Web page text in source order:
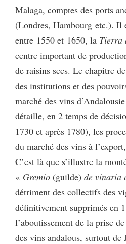
Malaga, comptes des ports
(Londres, Hambourg etc.). Il
entre 1550 et 1650, la Tierra
centre important de
de raisins secs. Le chapitre
des institutions et des
marché des vins
détaille, en 2 temps de
1730 et après 1780), les
du marché des vins à
C’est là que s’illustre la
« Gremio (guilde) de vinaria
détriment des collectifs des
définitivement supprimés en
l’aboutissement de la prise
des vins andalous, surtout de